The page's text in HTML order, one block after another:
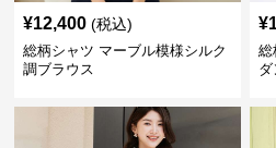
¥12,400 (税込)
総柄シャツ マーブル模様シルク
調ブラウス
¥
総